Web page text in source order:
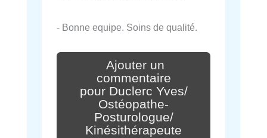
- Bonne equipe. Soins de qualité.
Ajouter un
commentaire
pour Duclerc Yves/
Ostéopathe-
Posturologue/
Kinésithérapeute